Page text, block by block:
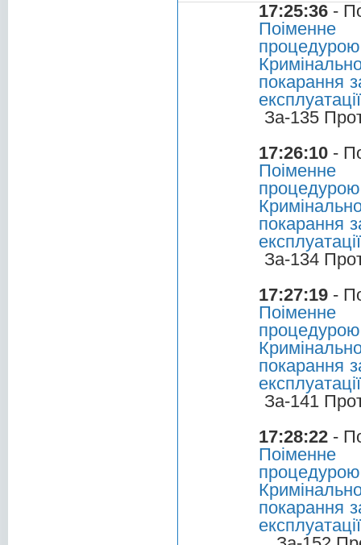
17:25:36 -
Поіменне
покарання
За-135
17:26:10 -
Поіменне
покарання
За-134
17:27:19 -
Поіменне
покарання
За-141
17:28:22 -
Поіменне
покарання